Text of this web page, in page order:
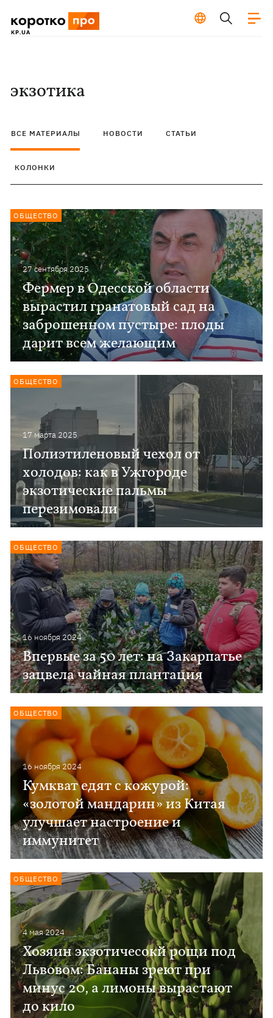
экзотика
ВСЕ МАТЕРИАЛЫ НОВОСТИ СТАТЬИ
КОЛОНКИ
27 сентября 2025
Фермер в Одесской области
вырастил гранатовый сад на
заброшенном пустыре: плоды
дарит всем желающим
ОБЩЕСТВО
17 марта 2025
Полиэтиленовый чехол от
холодов: как в Ужгороде
экзотические пальмы
перезимовали
ОБЩЕСТВО
16 ноября 2024
Впервые за 50 лет: на Закарпатье
зацвела чайная плантация
ОБЩЕСТВО
16 ноября 2024
Кумкват едят с кожурой:
«золотой мандарин» из Китая
улучшает настроение и
иммунитет
ОБЩЕСТВО
4 мая 2024
Хозяин экзотичесокй рощи под
Львовом: Бананы зреют при
минус 20, а лимоны вырастают
до кило
ОБЩЕСТВО